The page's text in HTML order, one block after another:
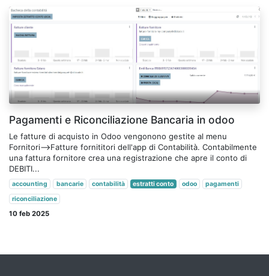
Pagamenti e Riconciliazione Bancaria in odoo
Le fatture di acquisto in Odoo vengonono gestite al menu
Fornitori-->Fatture fornititori dell'app di Contabilità. Contabilmente
una fattura fornitore crea una registrazione che apre il conto di
DEBITI...
accounting bancarie contabilità estratti conto odoo
pagamenti
riconciliazione
10 feb 2025